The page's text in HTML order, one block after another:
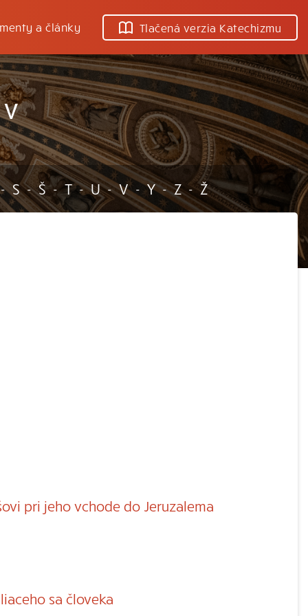
a články Tlačená verzia Katechizmu
- S - Š - T - U - V - Y - Z - Ž
pri jeho vchode do Jeruzalema
sa človeka